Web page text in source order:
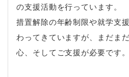
の支援活動を行っています。
措置解除の年齢制限や就学支
わってきていますが、まだま
心、そしてご支援が必要です。